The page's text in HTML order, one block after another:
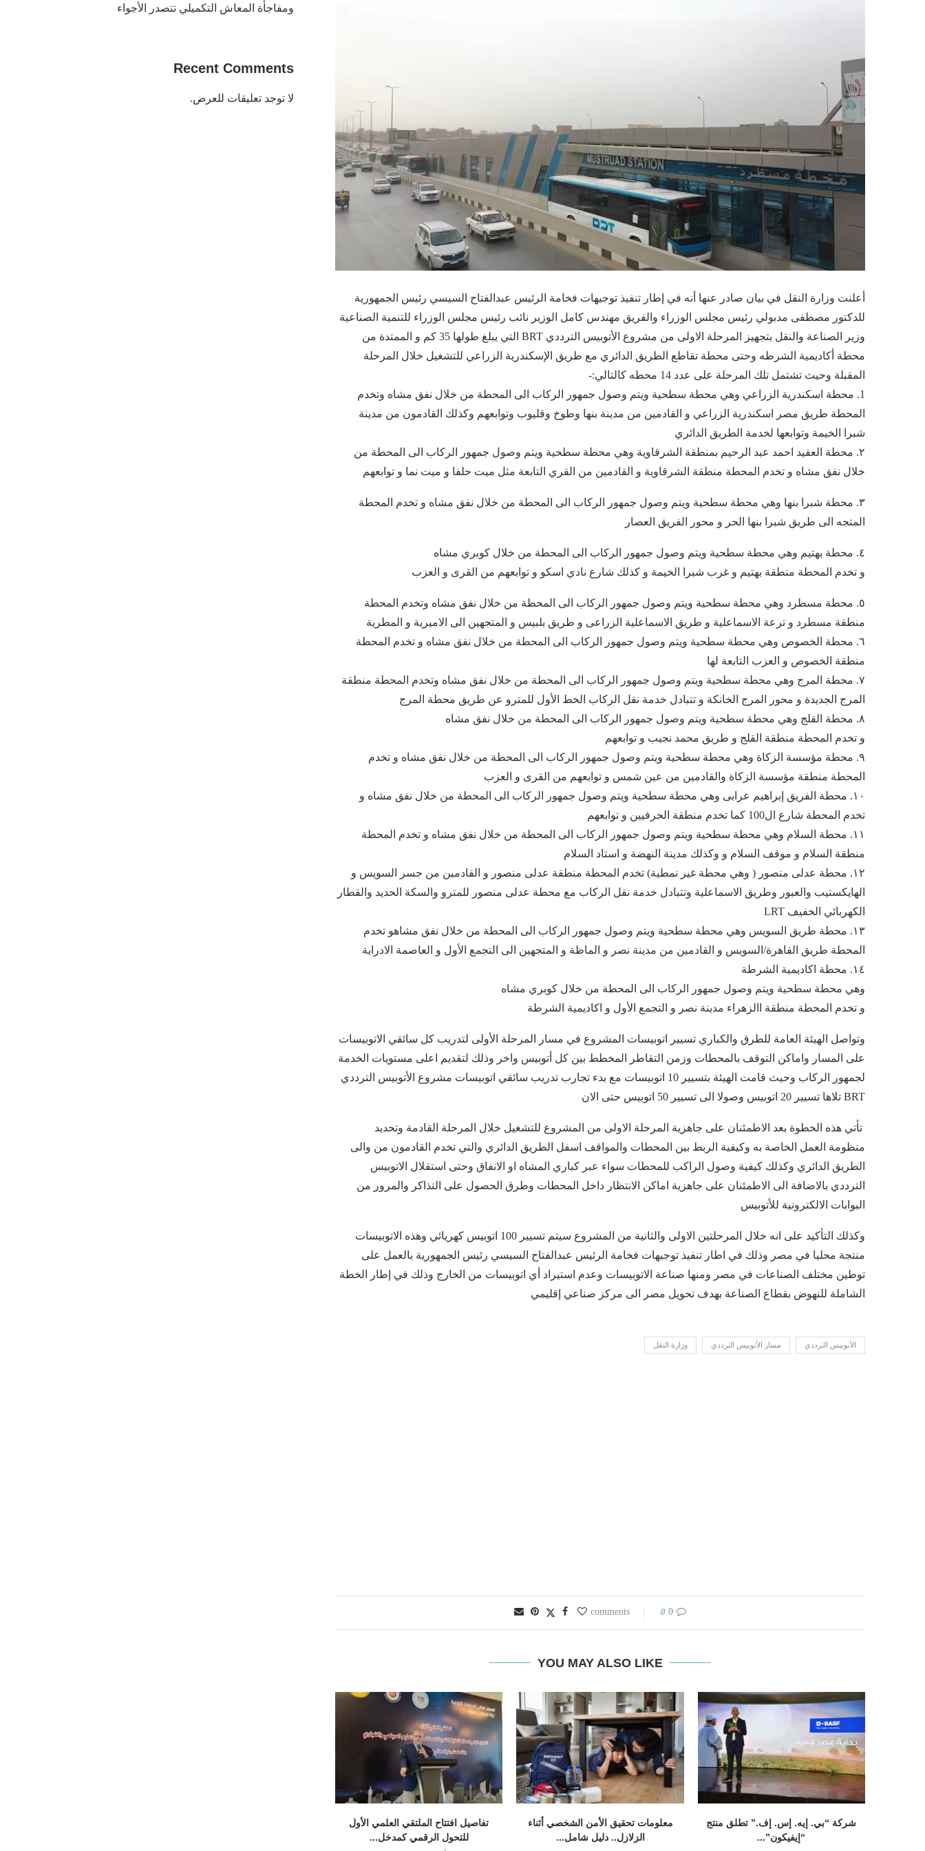
أعلنت وزارة النقل في بيان صادر عنها أنه في إطار تنفيذ توجيهات فخامة الرئيس عبدالفتاح السيسي رئيس الجمهورية
للدكتور مصطفى مدبولي رئيس مجلس الوزراء والفريق مهندس كامل الوزير نائب رئيس مجلس الوزراء للتنمية الصناعية
وزير الصناعة والنقل بتجهيز المرحلة الاولى من مشروع الأتوبيس الترددي BRT التي يبلغ طولها 35 كم و الممتدة من
محطة أكاديمية الشرطه وحتى محطة تقاطع الطريق الدائري مع طريق الإسكندرية الزراعي للتشغيل خلال المرحلة
المقبلة وحيث تشتمل تلك المرحلة على عدد 14 محطه كالتالي:-
1. محطة اسكندرية الزراعي وهي محطة سطحية ويتم وصول جمهور الركاب الى المحطة من خلال نفق مشاه وتخدم
المحطة طريق مصر اسكندرية الزراعي و القادمين من مدينة بنها وطوخ وقليوب وتوابعهم وكذلك القادمون من مدينة
شبرا الخيمة وتوابعها لخدمة الطريق الدائري
٢. محطة العقيد احمد عبد الرحيم بمنطقة الشرقاوية وهي محطة سطحية ويتم وصول جمهور الركاب الى المحطة من
خلال نفق مشاه و تخدم المحطة منطقة الشرقاوية و القادمين من القري التابعة مثل ميت حلفا و ميت نما و توابعهم
٣. محطة شبرا بنها وهي محطة سطحية ويتم وصول جمهور الركاب الى المحطة من خلال نفق مشاه و تخدم المحطة
المتجه الى طريق شبرا بنها الحر و محور الفريق العصار
٤. محطة بهتيم وهي محطة سطحية ويتم وصول جمهور الركاب الى المحطة من خلال كوبري مشاه
و تخدم المحطة منطقة بهتيم و غرب شبرا الخيمة و كذلك شارع نادي اسكو و توابعهم من القرى و العزب
٥. محطة مسطرد وهي محطة سطحية ويتم وصول جمهور الركاب الى المحطة من خلال نفق مشاه وتخدم المحطة
منطقة مسطرد و ترعة الاسماعلية و طريق الاسماعلية الزراعى و طريق بلبيس و المتجهين الى الاميرية و المطرية
٦. محطة الخصوص وهي محطة سطحية ويتم وصول جمهور الركاب الى المحطة من خلال نفق مشاه و تخدم المحطة
منطقة الخصوص و العزب التابعة لها
٧. محطة المرج وهي محطة سطحية ويتم وصول جمهور الركاب الى المحطة من خلال نفق مشاه وتخدم المحطة منطقة
المرج الجديدة و محور المرج الخانكة و تتبادل خدمة نقل الركاب الخط الأول للمترو عن طريق محطة المرج
٨. محطة القلج وهي محطة سطحية ويتم وصول جمهور الركاب الى المحطة من خلال نفق مشاه
و تخدم المحطة منطقة القلج و طريق محمد نجيب و توابعهم
٩. محطة مؤسسة الزكاة وهي محطة سطحية ويتم وصول جمهور الركاب الى المحطة من خلال نفق مشاه و تخدم
المحطة منطقة مؤسسة الزكاة والقادمين من عين شمس و توابعهم من القرى و العزب
١٠. محطة الفريق إبراهيم عرابى وهي محطة سطحية ويتم وصول جمهور الركاب الى المحطة من خلال نفق مشاه و
تخدم المحطة شارع ال100 كما تخدم منطقة الحرفيين و توابعهم
١١. محطة السلام وهي محطة سطحية ويتم وصول جمهور الركاب الى المحطة من خلال نفق مشاه و تخدم المحطة
منطقة السلام و موقف السلام و وكذلك مدينة النهضة و استاد السلام
١٢. محطة عدلى منصور ( وهي محطة غير نمطية) تخدم المحطة منطقة عدلى منصور و القادمين من جسر السويس و
الهايكستيب والعبور وطريق الاسماعلية وتتبادل خدمة نقل الركاب مع محطة عدلى منصور للمترو والسكة الحديد والقطار
الكهربائي الخفيف LRT
١٣. محطة طريق السويس وهي محطة سطحية ويتم وصول جمهور الركاب الى المحطة من خلال نفق مشاهو تخدم
المحطة طريق القاهرة/السويس و القادمين من مدينة نصر و الماظة و المتجهين الى التجمع الأول و العاصمة الادراية
١٤. محطة اكاديمية الشرطة
وهي محطة سطحية ويتم وصول جمهور الركاب الى المحطة من خلال كوبري مشاه
و تخدم المحطة منطقة االزهراء مدينة نصر و التجمع الأول و اكاديمية الشرطة
وتواصل الهيئة العامة للطرق والكباري تسيير اتوبيسات المشروع في مسار المرحلة الأولى لتدريب كل سائقي الاتوبيسات
على المسار واماكن التوقف بالمحطات وزمن التقاطر المخطط بين كل أتوبيس واخر وذلك لتقديم اعلى مستويات الخدمة
لجمهور الركاب وحيث قامت الهيئة بتسيير 10 اتوبيسات مع بدء تجارب تدريب سائقي اتوبيسات مشروع الأتوبيس الترددي
BRT تلاها تسيير 20 اتوبيس وصولا الى تسيير 50 اتوبيس حتى الان
تأتي هذه الخطوة بعد الاطمئنان على جاهزية المرحلة الاولى من المشروع للتشغيل خلال المرحلة القادمة وتحديد
منظومة العمل الخاصة به وكيفية الربط بين المحطات والمواقف اسفل الطريق الدائري والتي تخدم القادمون من والى
الطريق الدائري وكذلك كيفية وصول الراكب للمحطات سواء عبر كباري المشاه او الانفاق وحتى استقلال الاتوبيس
الترددي بالاضافة الى الاطمئنان على جاهزية اماكن الانتظار داخل المحطات وطرق الحصول على التذاكر والمرور من
البوابات الالكترونية للأتوبيس
وكذلك التأكيد على انه خلال المرحلتين الاولى والثانية من المشروع سيتم تسيير 100 اتوبيس كهريائي وهذه الاتوبيسات
منتجة محليا في مصر وذلك في اطار تنفيذ توجيهات فخامة الرئيس عبدالفتاح السيسي رئيس الجمهورية بالعمل على
توطين مختلف الصناعات في مصر ومنها صناعة الاتوبيسات وعدم استيراد أي اتوبيسات من الخارج وذلك في إطار الخطة
الشاملة للنهوض بقطاع الصناعة بهدف تحويل مصر الى مركز صناعي إقليمي
الأتوبيس الترددي مسار الأتوبيس الترددي وزارة النقل
0 comments
0
YOU MAY ALSO LIKE
شركة “بي. إيه. إس. إف.” تطلق منتج
“إيفيكون”...
معلومات تحقيق الأمن الشخصي أثناء
الزلازل.. دليل شامل...
تفاصيل افتتاح الملتقي العلمي الأول
للتحول الرقمي كمدخل...
ومفاجأة المعاش التكميلي تتصدر الأجواء
Recent Comments
لا توجد تعليقات للعرض.